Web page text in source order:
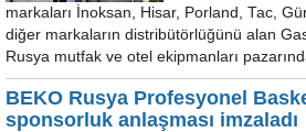
markaları İnoksan, Hisar, Porland, Tac,
diğer markaların distribütörlüğünü alan
Rusya mutfak ve otel ekipmanları
BEKO Rusya Profesyonel
sponsorluk anlaşması imzaladı